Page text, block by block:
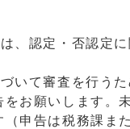
、認定・否認定に
いて審査を行うた
をお願いします。
（申告は税務課ま